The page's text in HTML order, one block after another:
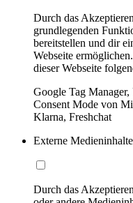
Durch das
grundlegenden
bereitstellen und dir
Webseite
dieser Webseite
Google Tag
Consent Mode von
Klarna, Freshchat
Externe Medieninhalte
Durch das